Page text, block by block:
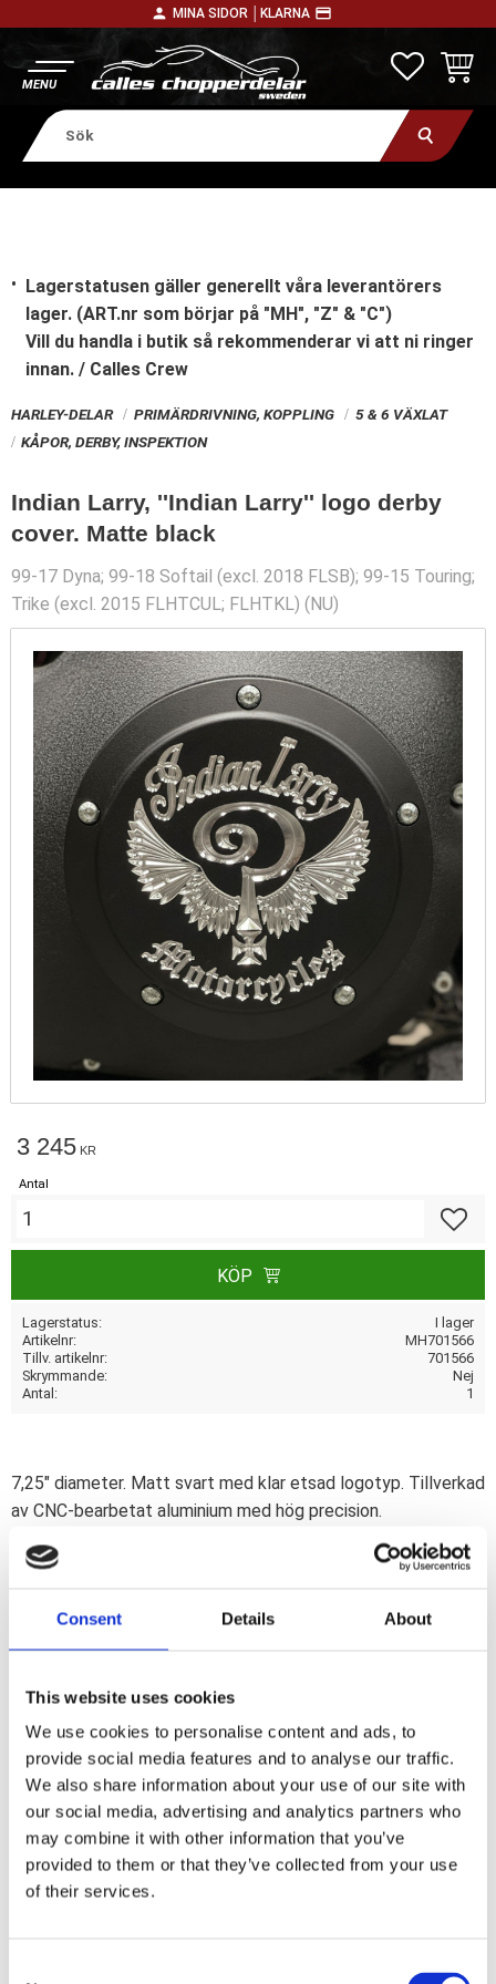
Consent Details About
This website uses cookies
We use cookies to personalise content and ads, to
provide social media features and to analyse our traffic.
We also share information about your use of our site with
our social media, advertising and analytics partners who
may combine it with other information that you’ve
provided to them or that they’ve collected from your use
of their services.
person MINA SIDOR │ KLARNA payment
Lagerstatusen gäller generellt våra leverantörers
lager. (ART.nr som börjar på "MH", "Z" & "C")
Vill du handla i butik så rekommenderar vi att ni ringer
innan. / Calles Crew
HARLEY-DELAR PRIMÄRDRIVNING, KOPPLING
5 & 6 VÄXLAT
KÅPOR, DERBY, INSPEKTION
Indian Larry, ''Indian Larry'' logo derby
cover. Matte black
99-17 Dyna; 99-18 Softail (excl. 2018 FLSB); 99-15 Touring;
Trike (excl. 2015 FLHTCUL; FLHTKL) (NU)
3 245 KR
Antal
KÖP
Lagerstatus
I lager
Artikelnr
MH701566
Tillv. artikelnr
701566
Skrymmande
Nej
Antal
1
7,25" diameter. Matt svart med klar etsad logotyp. Tillverkad
av CNC-bearbetat aluminium med hög precision.
Frågetecknet med Larrys klassiska CNC-etsade "Question
Everything"-logotyp. Här möts arv, stil och frihet i det
F
c
e
b
o
o
k
Omdömen
Du